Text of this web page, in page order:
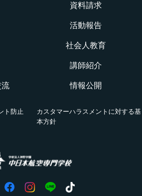
科
グコース
リング科
は？
資料請求
活動報告
社会人教育
講師紹介
流 情報公開
ト防止
カスタマーハラスメントに対する基
本方針